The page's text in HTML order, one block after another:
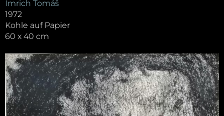
Imrich Tomáš
1972
Kohle auf Papier
60 x 40 cm